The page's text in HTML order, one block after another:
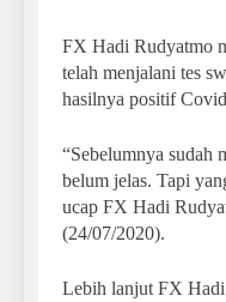
FX Hadi Rudyatmo
telah menjalani tes
hasilnya positif
“Sebelumnya sudah
belum jelas. Tapi
ucap FX Hadi
(24/07/2020).
Lebih lanjut FX Hadi